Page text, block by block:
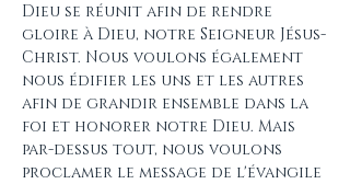
Dieu se réunit afin de rendre
gloire à Dieu, notre Seigneur Jésus-
Christ. Nous voulons également
nous édifier les uns et les autres
afin de grandir ensemble dans la
foi et honorer notre Dieu. Mais
par-dessus tout, nous voulons
proclamer le message de l'évangile